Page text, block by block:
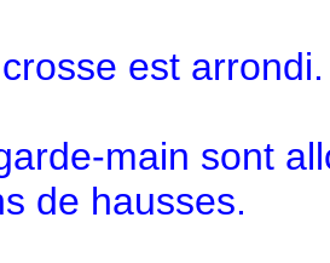
est arrondi.
main sont
de hausses.